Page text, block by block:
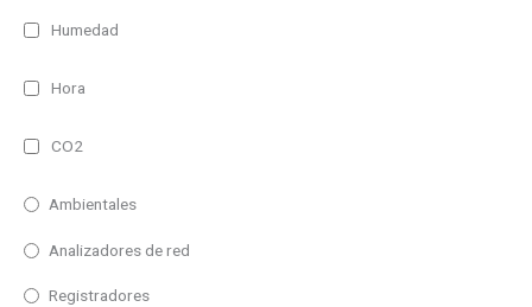
Humedad
Hora
CO2
Ambientales
Analizadores de red
Registradores